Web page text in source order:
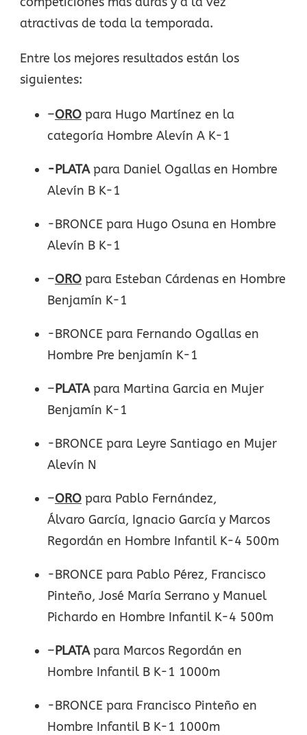
atractivas de toda la temporada.
Entre los mejores resultados están los
siguientes:
–ORO para Hugo Martínez en la
categoría Hombre Alevín A K-1
-PLATApara Daniel Ogallas en Hombre
Alevín B K-1
-BRONCE para Hugo Osuna en Hombre
Alevín B K-1
–ORO para Esteban Cárdenas en Hombre
Benjamín K-1
-BRONCE para Fernando Ogallas en
Hombre Pre benjamín K-1
–PLATApara Martina Garcia en Mujer
Benjamín K-1
-BRONCE para Leyre Santiago en Mujer
Alevín N
–ORO para Pablo Fernández,
Álvaro García, Ignacio García y Marcos
Regordán en Hombre Infantil K-4 500m
-BRONCE para Pablo Pérez, Francisco
Pinteño, José María Serrano y Manuel
Pichardo en Hombre Infantil K-4 500m
–PLATApara Marcos Regordán en
Hombre Infantil B K-1 1000m
-BRONCE para Francisco Pinteño en
Hombre Infantil B K-1 1000m